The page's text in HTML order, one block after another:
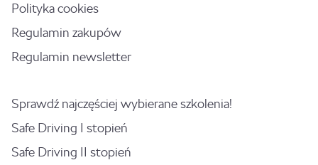
Polityka cookies
Regulamin zakupów
Regulamin newsletter
Sprawdź najczęściej wybierane szkolenia!
Safe Driving I stopień
Safe Driving II stopień